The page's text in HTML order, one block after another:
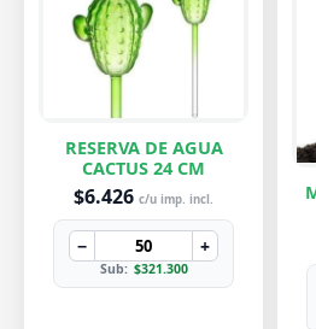
RESERVA DE AGUA
CACTUS 24 CM
$6.426 c/u imp. incl.
− +
Sub: $321.300